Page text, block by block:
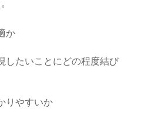
か
したいことにどの程度結び
りやすいか